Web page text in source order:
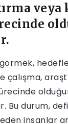
çalışma,
Bu durum,
insanlar